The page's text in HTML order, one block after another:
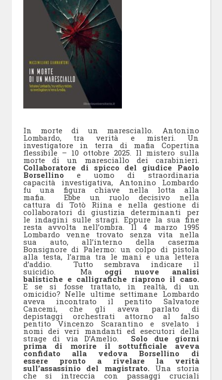
In morte di un maresciallo. Antonino
Lombardo, tra verità e misteri. Un
investigatore in terra di mafia Copertina
flessibile – 10 ottobre 2025. Il mistero sulla
morte di un maresciallo dei carabinieri.
Collaboratore di spicco del giudice Paolo
Borsellino e uomo di straordinaria
capacità investigativa, Antonino Lombardo
fu una figura chiave nella lotta alla
mafia. Ebbe un ruolo decisivo nella
cattura di Totò Riina e nella gestione di
collaboratori di giustizia determinanti per
le indagini sulle stragi. Eppure la sua fine
resta avvolta nell’ombra. Il 4 marzo 1995
Lombardo venne trovato senza vita nella
sua auto, all’interno della caserma
Bonsignore di Palermo: un colpo di pistola
alla testa, l’arma tra le mani e una lettera
d’addio. Tutto sembrava indicare il
suicidio. Ma oggi nuove analisi
balistiche e calligrafiche riaprono il caso.
E se si fosse trattato, in realtà, di un
omicidio? Nelle ultime settimane Lombardo
aveva incontrato il pentito Salvatore
Cancemi, che gli aveva parlato di
depistaggi orchestrati attorno al falso
pentito Vincenzo Scarantino e svelato i
nomi dei veri mandanti ed esecutori della
strage di via D’Amelio. Solo due giorni
prima di morire il sottufficiale aveva
confidato alla vedova Borsellino di
essere pronto a rivelare la verità
sull’assassinio del magistrato. Una storia
che si intreccia con passaggi cruciali